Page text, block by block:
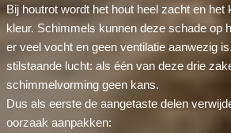
Bij houtrot wordt het hout heel zacht en het
kleur. Schimmels kunnen deze schade op
er veel vocht en geen ventilatie aanwezig
stilstaande lucht: als één van deze drie
schimmelvorming geen kans.
Dus als eerste de aangetaste delen
oorzaak aanpakken: